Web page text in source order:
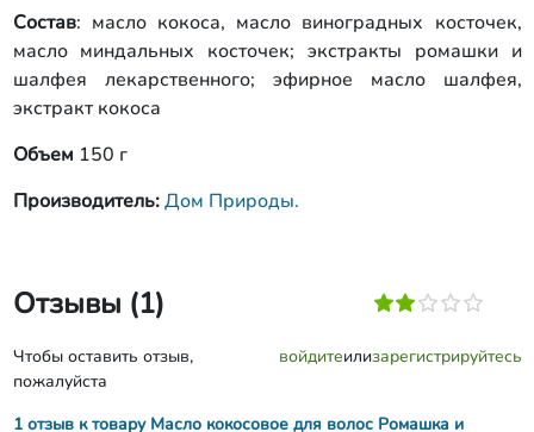
Состав: масло кокоса, масло виноградных косточек,
масло миндальных косточек; экстракты ромашки и
шалфея лекарственного; эфирное масло шалфея,
экстракт кокоса
Объем 150 г
Производитель:Дом Природы.
Отзывы (1)
Чтобы оставить отзыв,
пожалуйста
войдитеилизарегистрируйтесь
1 отзыв к товару Масло кокосовое для волос Ромашка и